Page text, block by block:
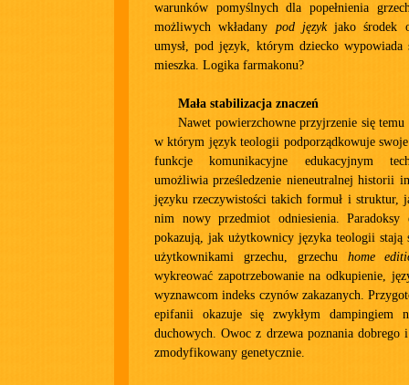
warunków pomyślnych dla popełnienia
możliwych wkładany pod językjako środek
umysł, pod język, którym dziecko
mieszka. Logika farmakonu?
Mała stabilizacja znaczeń
Nawet powierzchowne przyjrzenie się
w którym język teologii podporządkowuje
funkcje komunikacyjne edukacyjnym
umożliwia prześledzenie nieneutralnej historii
języku rzeczywistości takich formuł i struktur,
nim nowy przedmiot odniesienia. Paradoksy
pokazują, jak użytkownicy języka teologii stają
użytkownikami grzechu, grzechu home
wykreować zapotrzebowanie na odkupienie,
wyznawcom indeks czynów zakazanych.
epifanii okazuje się zwykłym dampingiem
duchowych. Owoc z drzewa poznania dobrego
zmodyfikowany genetycznie.